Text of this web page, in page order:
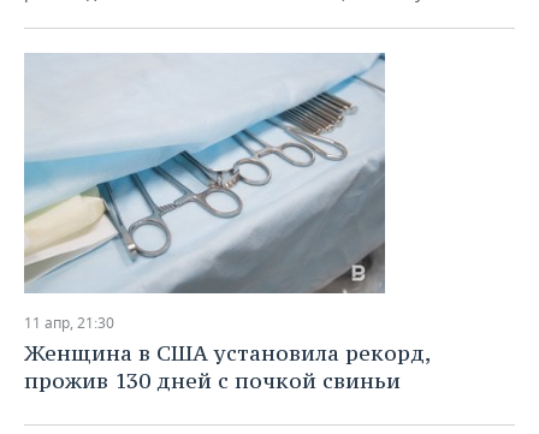
11 апр, 21:30
Женщина в США установила рекорд,
прожив 130 дней с почкой свиньи